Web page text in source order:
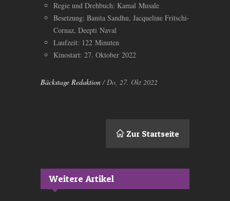
Regie und Drehbuch: Kamal Musale
Besetzung: Banita Sandhu, Jacqueline Fritschi-
Cornaz, Deepti Naval
Laufzeit: 122 Minuten
Kinostart: 27. Oktober 2022
Bäckstage Redaktion/ Do, 27. Okt 2022
Zur Startseite
Weitere Artikel